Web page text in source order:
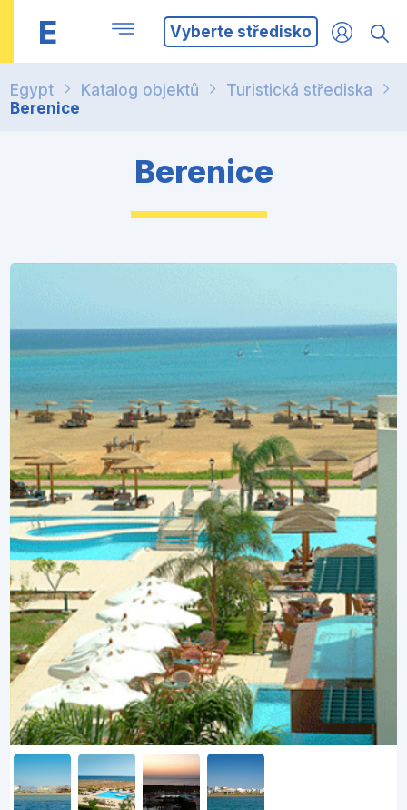
E Vyberte středisko
Egypt Katalog objektů
Turistická střediska
Berenice
Berenice